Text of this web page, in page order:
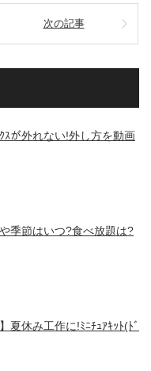
次の記事
ｽが外れない!外し方を動画
季節はいつ?食べ放題は?
夏休み工作に!ﾐﾆﾁｭｱｷｯﾄ(ﾄﾞ